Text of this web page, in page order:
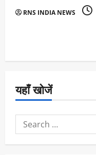
RNS INDIA NEWS
यहाँ खोजें
Search
for: